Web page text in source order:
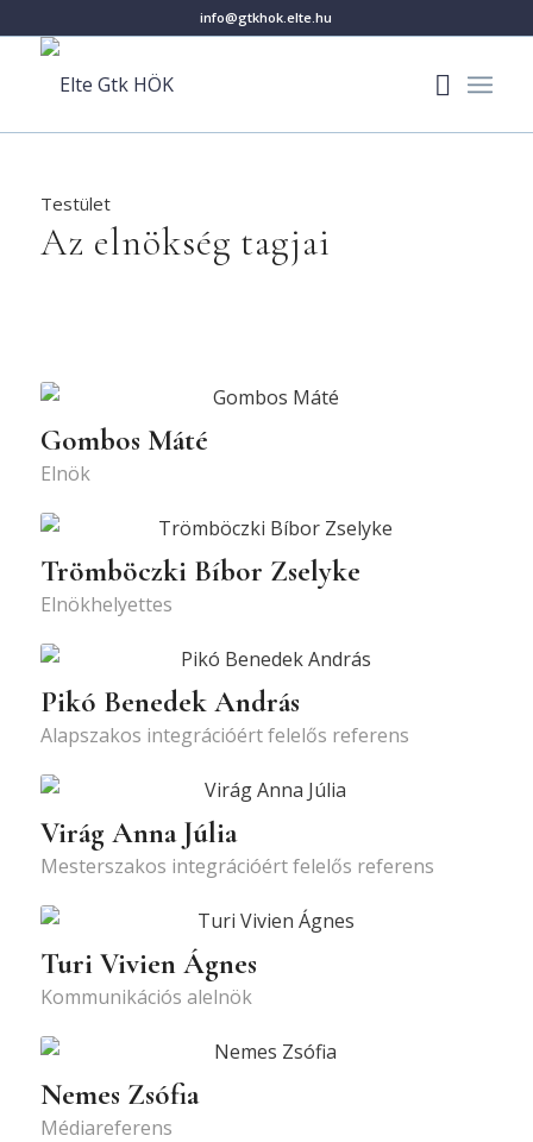
info@gtkhok.elte.hu
Testület
Az elnökség tagjai
Gombos Máté
Elnök
Trömböczki Bíbor Zselyke
Elnökhelyettes
Pikó Benedek András
Alapszakos integrációért felelős referens
Virág Anna Júlia
Mesterszakos integrációért felelős referens
Turi Vivien Ágnes
Kommunikációs alelnök
Nemes Zsófia
Médiareferens